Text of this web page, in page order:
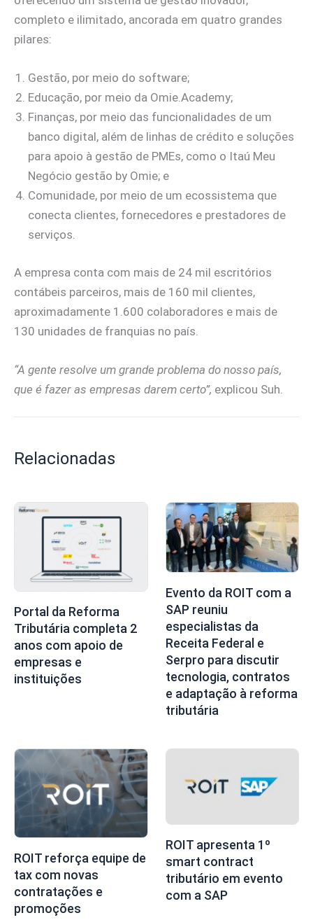
completo e ilimitado, ancorada em quatro grandes
pilares:
Gestão, por meio do software;
Educação, por meio da Omie.Academy;
Finanças, por meio das funcionalidades de um
banco digital, além de linhas de crédito e soluções
para apoio à gestão de PMEs, como o Itaú Meu
Negócio gestão by Omie; e
Comunidade, por meio de um ecossistema que
conecta clientes, fornecedores e prestadores de
serviços.
A empresa conta com mais de 24 mil escritórios
contábeis parceiros, mais de 160 mil clientes,
aproximadamente 1.600 colaboradores e mais de
130 unidades de franquias no país.
“A gente resolve um grande problema do nosso país,
que é fazer as empresas darem certo”, explicou Suh.
Relacionadas
Portal da Reforma
Tributária completa 2
anos com apoio de
empresas e
instituições
Evento da ROIT com a
SAP reuniu
especialistas da
Receita Federal e
Serpro para discutir
tecnologia, contratos
e adaptação à reforma
tributária
ROIT reforça equipe de
tax com novas
contratações e
promoções
ROIT apresenta 1º
smart contract
tributário em evento
com a SAP